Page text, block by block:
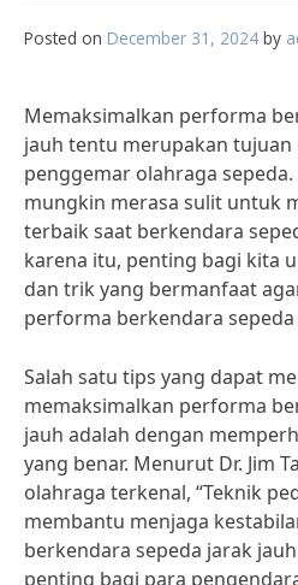
Posted on December 31, 2024 by
Memaksimalkan performa
jauh tentu merupakan tujuan
penggemar olahraga
mungkin merasa sulit untuk
terbaik saat berkendara
karena itu, penting bagi kita
dan trik yang bermanfaat
performa berkendara
Salah satu tips yang dapat
memaksimalkan performa
jauh adalah dengan
yang benar. Menurut Dr. Jim
olahraga terkenal, “Teknik
membantu menjaga
berkendara sepeda jarak
penting bagi para